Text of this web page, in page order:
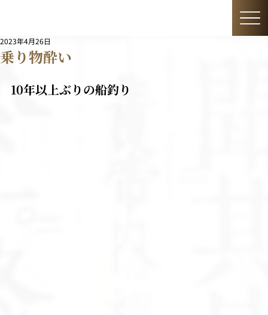
乗り物酔い
2023年4月26日
10年以上ぶりの船釣り